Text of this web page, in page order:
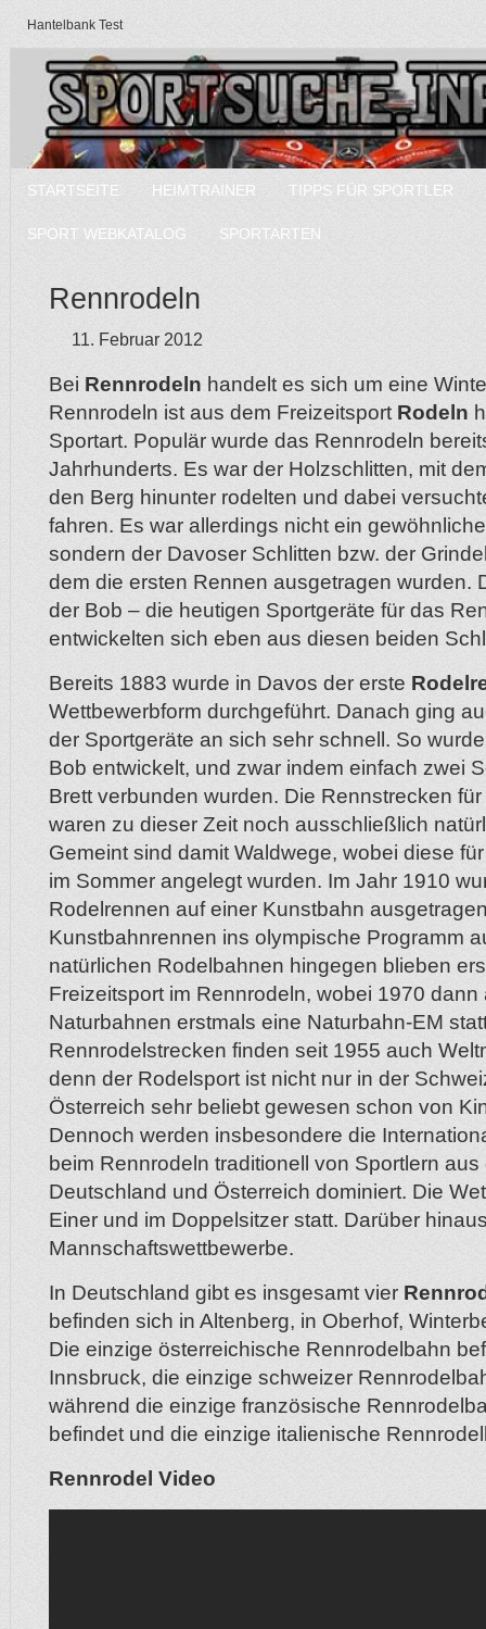
Hantelbank Test
STARTSEITE HEIMTRAINER TIPPS FÜR SPORTLER
SPORT WEBKATALOG SPORTARTEN
Rennrodeln
11. Februar 2012
Bei Rennrodeln handelt es sich um eine
Rennrodeln ist aus dem Freizeitsport Rodeln
Sportart. Populär wurde das Rennrodeln
Jahrhunderts. Es war der Holzschlitten, mit
den Berg hinunter rodelten und dabei
fahren. Es war allerdings nicht ein
sondern der Davoser Schlitten bzw. der
dem die ersten Rennen ausgetragen wurden.
der Bob – die heutigen Sportgeräte für das
entwickelten sich eben aus diesen beiden
Bereits 1883 wurde in Davos der erste
Wettbewerbform durchgeführt. Danach ging
der Sportgeräte an sich sehr schnell. So
Bob entwickelt, und zwar indem einfach zwei
Brett verbunden wurden. Die Rennstrecken
waren zu dieser Zeit noch ausschließlich
Gemeint sind damit Waldwege, wobei diese
im Sommer angelegt wurden. Im Jahr 1910
Rodelrennen auf einer Kunstbahn
Kunstbahnrennen ins olympische Programm
natürlichen Rodelbahnen hingegen blieben
Freizeitsport im Rennrodeln, wobei 1970 dann
Naturbahnen erstmals eine Naturbahn-EM
Rennrodelstrecken finden seit 1955 auch
denn der Rodelsport ist nicht nur in der
Österreich sehr beliebt gewesen schon von
Dennoch werden insbesondere die
beim Rennrodeln traditionell von Sportlern
Deutschland und Österreich dominiert. Die
Einer und im Doppelsitzer statt. Darüber
Mannschaftswettbewerbe.
In Deutschland gibt es insgesamt vier
befinden sich in Altenberg, in Oberhof,
Die einzige österreichische Rennrodelbahn
Innsbruck, die einzige schweizer
während die einzige französische
befindet und die einzige italienische
Rennrodel Video